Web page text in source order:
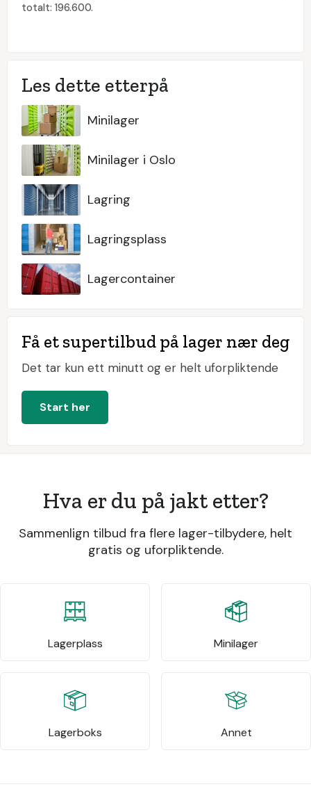
totalt: 196.600.
Les dette etterpå
Minilager
Minilager i Oslo
Lagring
Lagringsplass
Lagercontainer
Få et supertilbud på lager nær deg
Det tar kun ett minutt og er helt uforpliktende
Start her
Hva er du på jakt etter?
Sammenlign tilbud fra flere lager-tilbydere, helt
gratis og uforpliktende.
Lagerplass Minilager
Lagerboks Annet